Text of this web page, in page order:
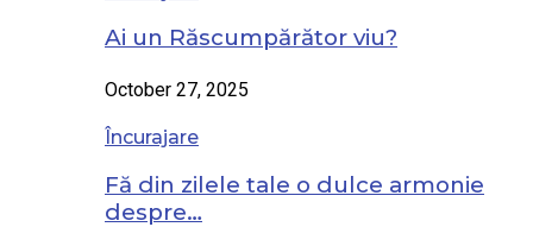
Ai un Răscumpărător viu?
October 27, 2025
Încurajare
Fă din zilele tale o dulce armonie
despre…